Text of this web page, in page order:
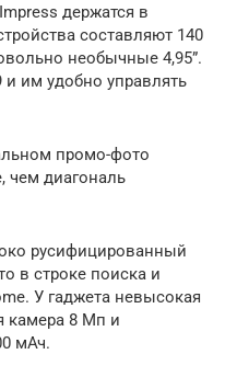
держатся в
составляют 140
необычные 4,95”.
им удобно управлять
промо-фото
чем диагональ
русифицированный
в строке поиска и
У гаджета невысокая
камера 8 Мп и
мАч.